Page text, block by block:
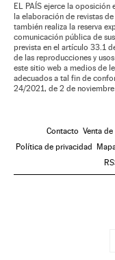
EL PAÍS ejerce la oposición
la elaboración de revistas
también realiza la reserva
comunicación pública de
prevista en el artículo 33.1
de las reproducciones y
este sitio web a medios de
adecuados a tal fin de
24/2021, de 2 de noviembre
Contacto Venta
Política de privacidad